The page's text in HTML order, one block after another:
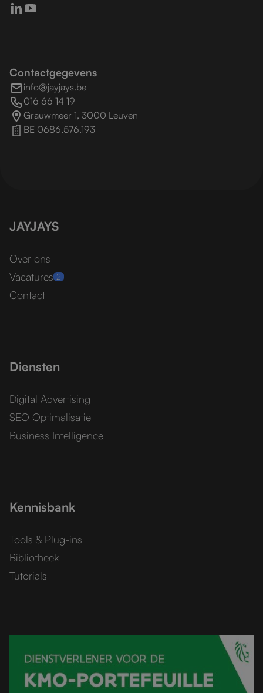
Contactgegevens
info@jayjays.be
016 66 14 19
Grauwmeer 1, 3000 Leuven
BE 0686.576.193
JAYJAYS
Over ons
Vacatures 2
Contact
Diensten
Digital Advertising
SEO Optimalisatie
Business Intelligence
Kennisbank
Tools & Plug-ins
Bibliotheek
Tutorials